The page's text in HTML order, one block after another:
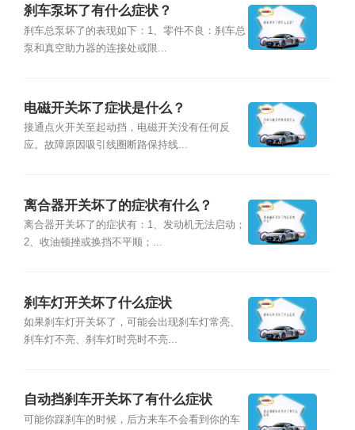
刹车泵坏了有什么症状？
刹车总泵坏了的表现如下：1、零件不良：刹车总
泵和真空助力器的连接处或限...
电磁开关坏了症状是什么？
接通点火开关至起动挡，电磁开关没有任何反
应。故障原因吸引线圈断路保持线...
离合器开关坏了的症状有什么？
离合器开关坏了的症状有：1、发动机无法启动；
2、收油顿挫或换挡不平顺；...
刹车灯开关坏了什么症状
如果刹车灯开关坏了，可能会出现刹车灯常亮、
刹车灯不亮、刹车灯时亮时不亮...
自动挡刹车开关坏了有什么症状
可能你踩刹车的时候，后方来车不会看到你的车